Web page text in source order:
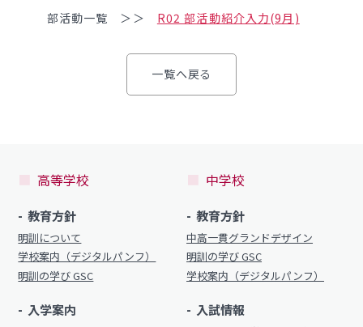
オープンスクール等
部活動情報
各種書類
高校オープンスクール
進路・部活動など
進路概況
部活動情報
制服（高校）
部活動一覧 ＞＞ R02 部活動紹介入力(9月)
一覧へ戻る
高等学校
教育方針
明訓について
学校案内（デジタルパンフ）
明訓の学び GSC
入学案内
中学校
教育方針
中高一貫グランドデザイン
明訓の学び GSC
学校案内（デジタルパンフ）
入試情報